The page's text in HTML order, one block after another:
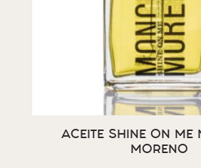
ACEITE SHINE ON ME
MORENO